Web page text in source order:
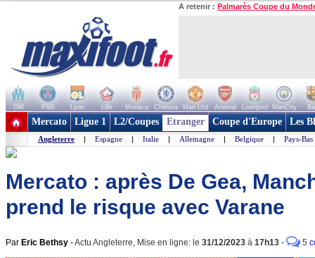
A retenir : Palmarès Coupe du
OM PSG Lyon Lille Monaco Chelsea Man Utd Arsenal Liverpool ManCity
+ de clubs
Mercato Ligue 1 L2/Coupes Etranger Coupe d'Europe Les
Angleterre | Espagne | Italie | Allemagne | Belgique | Pays-Bas
Mercato : après De Gea,
prend le risque avec Varane
Par Eric Bethsy -Actu Angleterre, Mise en ligne: le 31/12/2023 à 17h13 - 5